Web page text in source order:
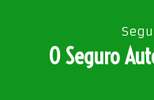
O Seguro